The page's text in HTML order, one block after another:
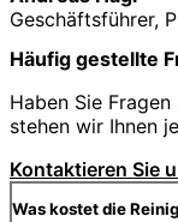
Geschäftsführer,
Häufig gestellte
Haben Sie
stehen wir Ihnen
Kontaktieren Sie
Was kostet die